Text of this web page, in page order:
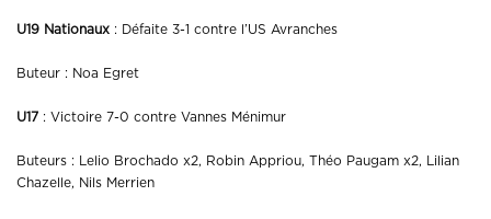
U19 Nationaux : Défaite 3-1 contre l’US Avranches
Buteur : Noa Egret
U17 : Victoire 7-0 contre Vannes Ménimur
Buteurs : Lelio Brochado x2, Robin Appriou, Théo Paugam x2, Lilian
Chazelle, Nils Merrien